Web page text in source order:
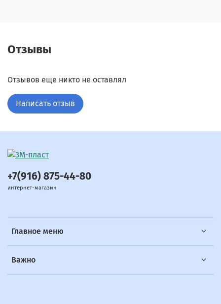
Отзывы
Отзывов еще никто не оставлял
Написать отзыв
Главное меню
Важно
+7(916) 875-44-80
интернет-магазин